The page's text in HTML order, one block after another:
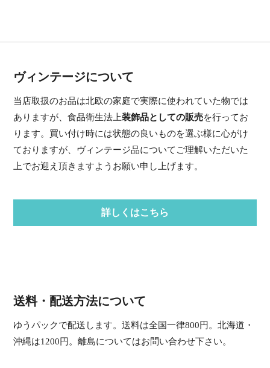
ヴィンテージについて
当店取扱のお品は北欧の家庭で実際に使われていた物では
ありますが、食品衛生法上装飾品としての販売を行ってお
ります。買い付け時には状態の良いものを選ぶ様に心がけ
ておりますが、ヴィンテージ品についてご理解いただいた
上でお迎え頂きますようお願い申し上げます。
詳しくはこちら
送料・配送方法について
ゆうパックで配送します。送料は全国一律800円。北海道・
沖縄は1200円。離島についてはお問い合わせ下さい。